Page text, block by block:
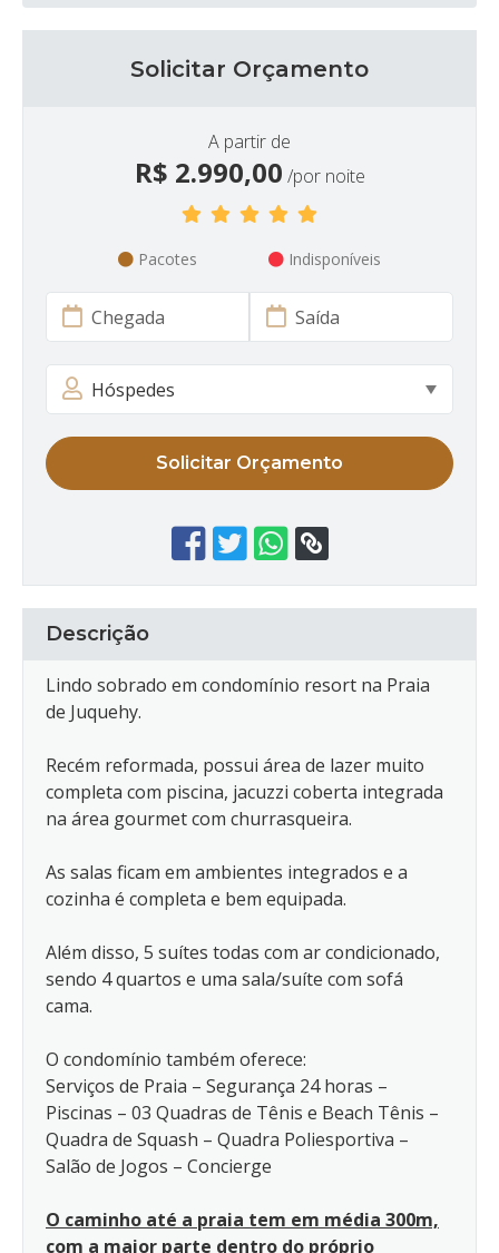
Solicitar Orçamento
A partir de
R$ 2.990,00 /por noite
Pacotes Indisponíveis
Solicitar Orçamento
Descrição
Lindo sobrado em condomínio resort na Praia
de Juquehy.
Recém reformada, possui área de lazer muito
completa com piscina, jacuzzi coberta integrada
na área gourmet com churrasqueira.
As salas ficam em ambientes integrados e a
cozinha é completa e bem equipada.
Além disso, 5 suítes todas com ar condicionado,
sendo 4 quartos e uma sala/suíte com sofá
cama.
O condomínio também oferece:
Serviços de Praia – Segurança 24 horas –
Piscinas – 03 Quadras de Tênis e Beach Tênis –
Quadra de Squash – Quadra Poliesportiva –
Salão de Jogos – Concierge
O caminho até a praia tem em média 300m,
com a maior parte dentro do próprio